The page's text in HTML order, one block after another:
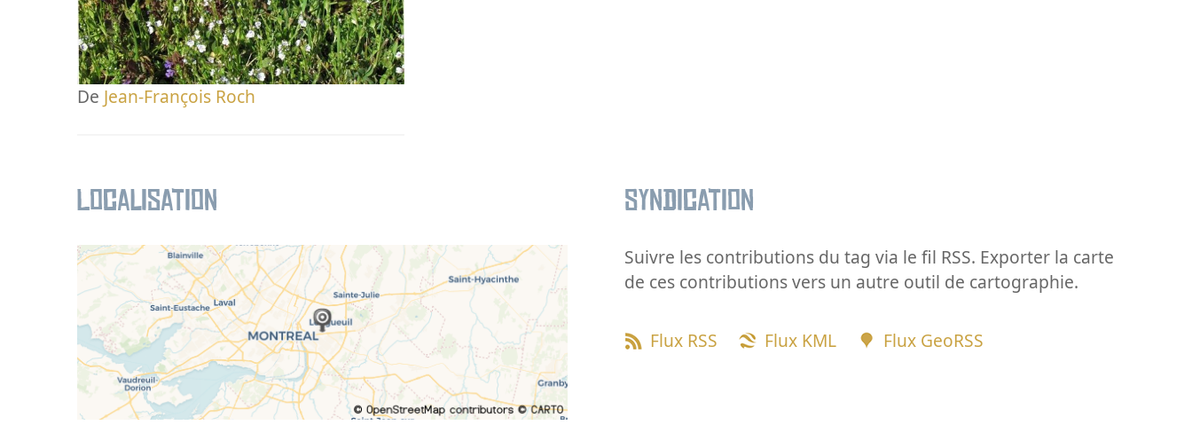
De Jean-François Roch
Localisation Syndication
Suivre les contributions du tag via le fil RSS. Exporter la carte
de ces contributions vers un autre outil de cartographie.
Flux RSS Flux KML Flux GeoRSS